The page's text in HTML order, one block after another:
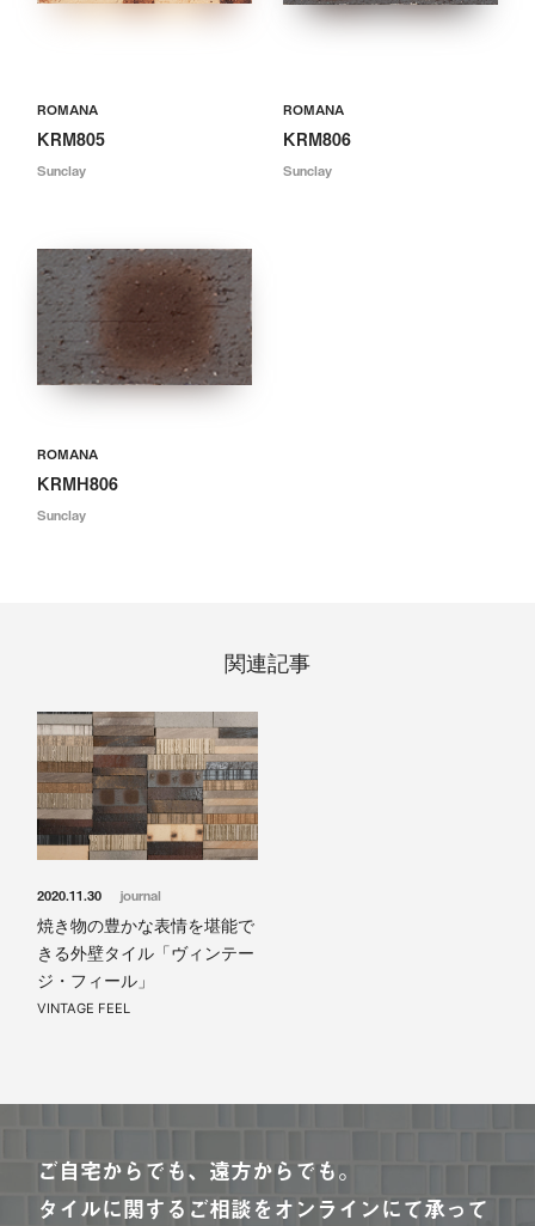
ROMANA
KRM805
Sunclay
ROMANA
KRM806
Sunclay
ROMANA
KRMH806
Sunclay
関連記事
2020.11.30
journal
焼き物の豊かな表情を堪能で
きる外壁タイル「ヴィンテー
ジ・フィール」
VINTAGE FEEL
ご自宅からでも、遠方からでも。
タイルに関するご相談をオンラインにて承って